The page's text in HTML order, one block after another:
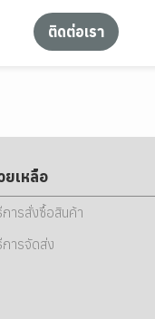
ติดต่อเรา
ยเหลือ
การสั่งซื้อสินค้า
การจัดส่ง